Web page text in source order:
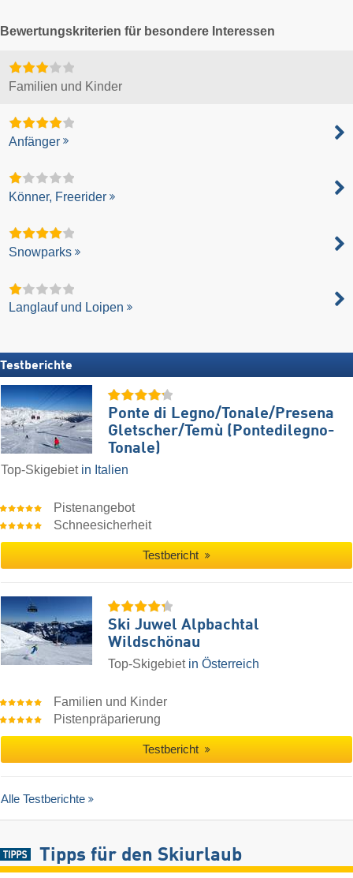
Bewertungskriterien für besondere Interessen
Familien und Kinder
Anfänger
Könner, Freerider
Snowparks
Langlauf und Loipen
Testberichte
Ponte di Legno/​Tonale/​Presena
Gletscher/​Temù (Pontedilegno-
Tonale)
Top-Skigebiet in Italien
Pistenangebot
Schneesicherheit
Testbericht
Ski Juwel Alpbachtal
Wildschönau
Top-Skigebiet in Österreich
Familien und Kinder
Pistenpräparierung
Testbericht
Alle Testberichte
Tipps für den Skiurlaub